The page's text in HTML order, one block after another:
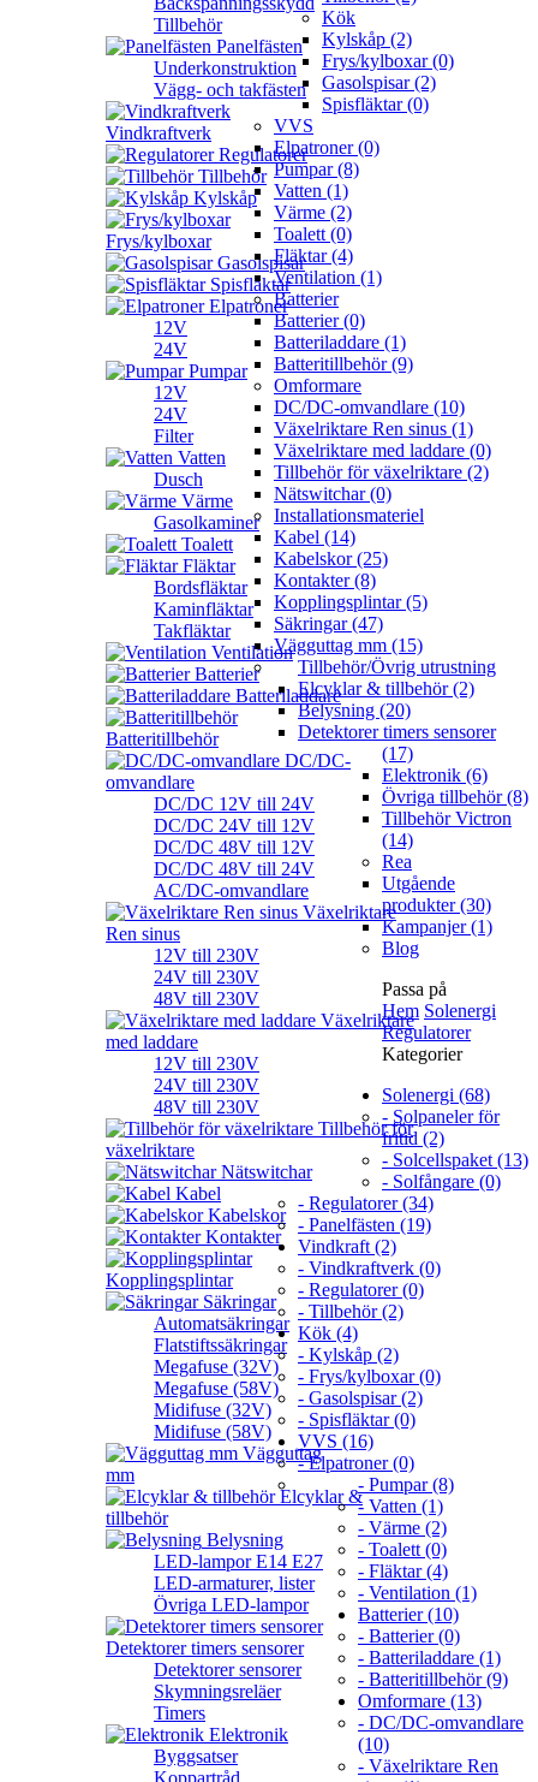
Tillbehör
Panelfästen
Underkonstruktion
Vägg- och takfästen
Vindkraftverk
Regulatorer
Tillbehör
Kylskåp
Frys/kylboxar
Gasolspisar
Spisfläktar
Elpatroner
12V
24V
Pumpar
12V
24V
Filter
Vatten
Dusch
Värme
Gasolkaminer
Toalett
Fläktar
Bordsfläktar
Kaminfläktar
Takfläktar
Ventilation
Batterier
Batteriladdare
Batteritillbehör
DC/DC-
omvandlare
DC/DC 12V till 24V
DC/DC 24V till 12V
DC/DC 48V till 12V
DC/DC 48V till 24V
AC/DC-omvandlare
Växelriktare
Ren sinus
12V till 230V
24V till 230V
48V till 230V
Växelriktare
med laddare
12V till 230V
24V till 230V
48V till 230V
Tillbehör för
växelriktare
Nätswitchar
Kabel
Kabelskor
Kontakter
Kopplingsplintar
Säkringar
Automatsäkringar
Flatstiftssäkringar
Megafuse (32V)
Megafuse (58V)
Midifuse (32V)
Midifuse (58V)
Vägguttag
mm
Elcyklar &
tillbehör
Belysning
LED-lampor E14 E27
LED-armaturer, lister
Övriga LED-lampor
Detektorer timers sensorer
Detektorer sensorer
Skymningsreläer
Timers
Elektronik
Byggsatser
Koppartråd
Kök
Kylskåp (2)
Frys/kylboxar (0)
Gasolspisar (2)
Spisfläktar (0)
VVS
Elpatroner (0)
Pumpar (8)
Vatten (1)
Värme (2)
Toalett (0)
Fläktar (4)
Ventilation (1)
Batterier
Batterier (0)
Batteriladdare (1)
Batteritillbehör (9)
Omformare
DC/DC-omvandlare (10)
Växelriktare Ren sinus (1)
Växelriktare med laddare (0)
Tillbehör för växelriktare (2)
Nätswitchar (0)
Installationsmateriel
Kabel (14)
Kabelskor (25)
Kontakter (8)
Kopplingsplintar (5)
Säkringar (47)
Vägguttag mm (15)
Tillbehör/Övrig utrustning
Elcyklar & tillbehör (2)
Belysning (20)
Detektorer timers sensorer
(17)
Elektronik (6)
Övriga tillbehör (8)
Tillbehör Victron
(14)
Rea
Utgående
produkter (30)
Kampanjer (1)
Blog
Passa på
Hem Solenergi
Regulatorer
Kategorier
Solenergi (68)
- Solpaneler för
fritid (2)
- Solcellspaket (13)
- Solfångare (0)
- Regulatorer (34)
- Panelfästen (19)
Vindkraft (2)
- Vindkraftverk (0)
- Regulatorer (0)
- Tillbehör (2)
Kök (4)
- Kylskåp (2)
- Frys/kylboxar (0)
- Gasolspisar (2)
- Spisfläktar (0)
VVS (16)
- Elpatroner (0)
- Pumpar (8)
- Vatten (1)
- Värme (2)
- Toalett (0)
- Fläktar (4)
- Ventilation (1)
Batterier (10)
- Batterier (0)
- Batteriladdare (1)
- Batteritillbehör (9)
Omformare (13)
- DC/DC-omvandlare
(10)
- Växelriktare Ren